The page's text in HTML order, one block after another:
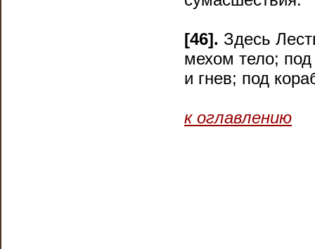
[46]. Здесь
мехом тело;
и гнев; под
к оглавлению